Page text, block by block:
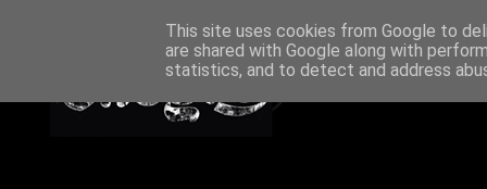
This site uses cookies from Google to
are shared with Google along with
statistics, and to detect and address